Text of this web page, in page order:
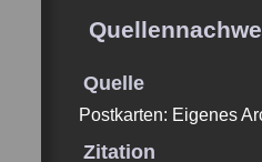
Quelle
Postkarten: Eigenes
Zitation